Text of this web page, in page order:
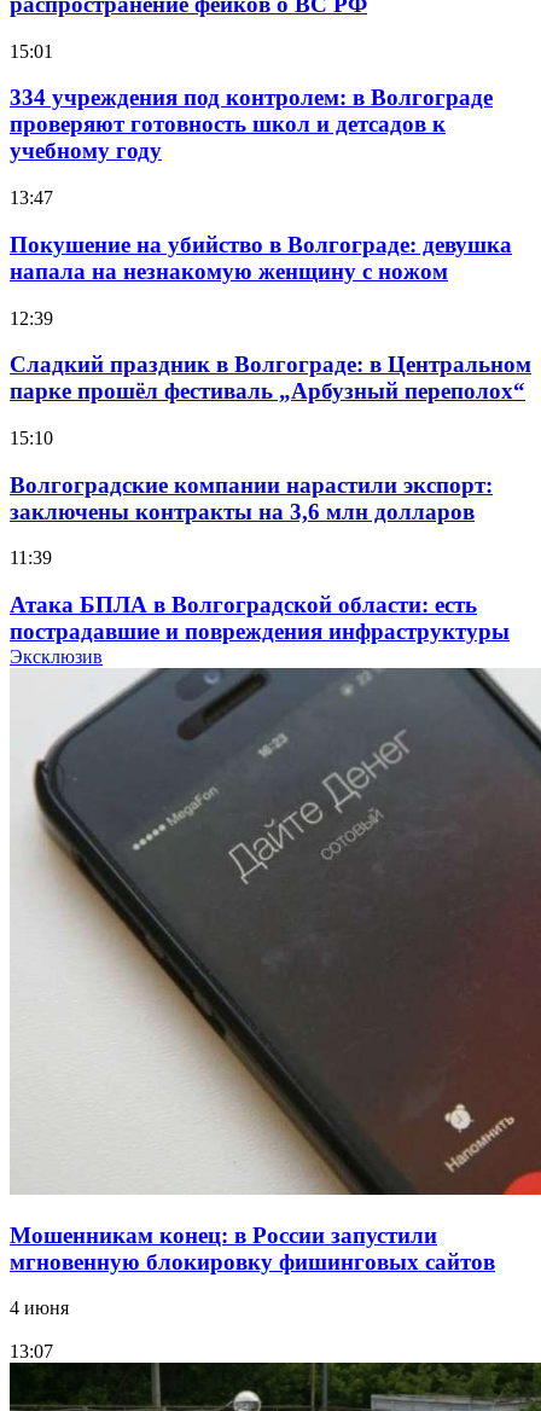
15:01
334 учреждения под контролем: в Волгограде
проверяют готовность школ и детсадов к
учебному году
13:47
Покушение на убийство в Волгограде: девушка
напала на незнакомую женщину с ножом
12:39
Сладкий праздник в Волгограде: в Центральном
парке прошёл фестиваль „Арбузный переполох“
15:10
Волгоградские компании нарастили экспорт:
заключены контракты на 3,6 млн долларов
11:39
Атака БПЛА в Волгоградской области: есть
пострадавшие и повреждения инфраструктуры
Волгоградские вузы в топе зарплатного
рейтинга: ВолгГТУ и ВолгГМУ вошли в топ‑15
для химической отрасли и фармацевтики
18:39
В Красноармейском районе Волгограда стартует
конкурс на ремонт моста через Волго‑Донской
судоходный канал
Фестиваль #ТриЧетыре в Волгограде пройдёт
11–13 сентября в рамках Года единства народов
Эксклюзив
Мошенникам конец: в России запустили
мгновенную блокировку фишинговых сайтов
4 июня
13:07